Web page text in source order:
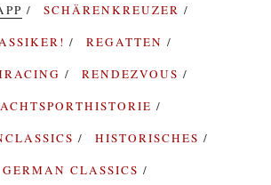
SCHÄRENKREUZER
REGATTEN
RENDEZVOUS
HISTORISCHES
GERMAN CLASSICS